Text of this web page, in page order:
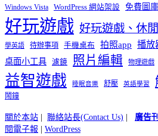
Windows Vista WordPress 網站架設 免費圖庫
好玩遊戲 好玩遊戲、休
學英語 待辦事項 手機桌布 拍照app 播放
桌面小工具 濾鏡 照片編輯 物理遊戲
益智遊戲 睡眠音樂 舒壓 英語學習
鬧鐘
關於本站 | 聯絡站長(Contact Us) | 廣告
閱電子報 | WordPress